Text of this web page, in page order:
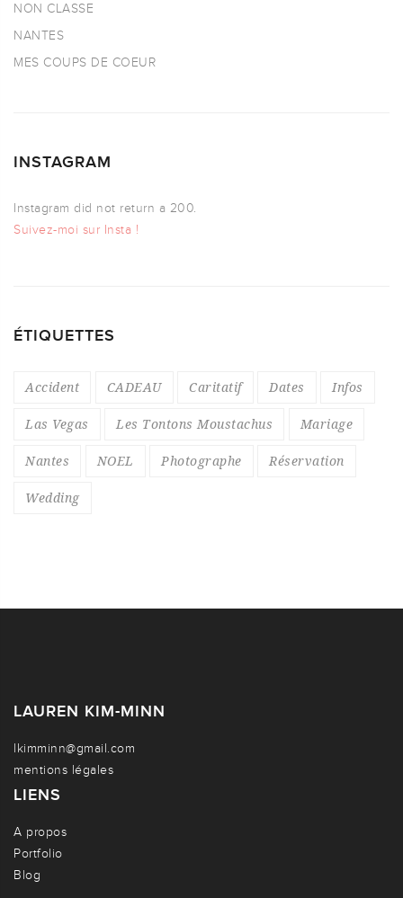
NON CLASSE
NANTES
MES COUPS DE COEUR
INSTAGRAM
Instagram did not return a 200.
Suivez-moi sur Insta !
ÉTIQUETTES
Accident CADEAU Caritatif Dates Infos
Las Vegas Les Tontons Moustachus Mariage
Nantes NOEL Photographe Réservation
Wedding
LAUREN KIM-MINN
lkimminn@gmail.com
mentions légales
LIENS
A propos
Portfolio
Blog